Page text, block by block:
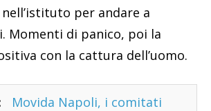
per andare a
Momenti di panico, poi la
con la cattura dell’uomo.
Movida Napoli, i comitati